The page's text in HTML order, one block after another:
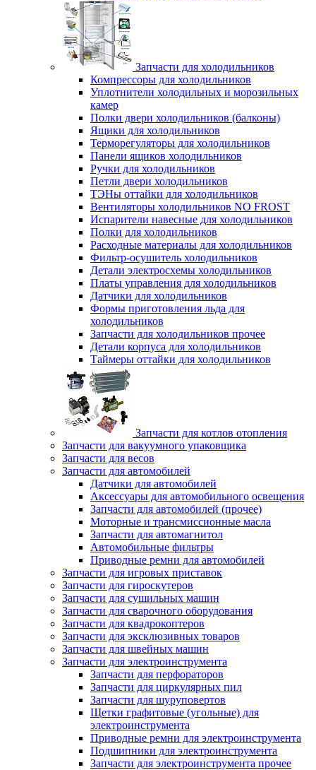
Запчасти для холодильников
Компрессоры для холодильников
Уплотнители холодильных и морозильных
камер
Полки двери холодильников (балконы)
Ящики для холодильников
Терморегуляторы для холодильников
Панели ящиков холодильников
Ручки для холодильников
Петли двери холодильников
ТЭНы оттайки для холодильников
Вентиляторы холодильников NO FROST
Испарители навесные для холодильников
Полки для холодильников
Расходные материалы для холодильников
Фильтр-осушитель холодильников
Детали электросхемы холодильников
Платы управления для холодильников
Датчики для холодильников
Формы приготовления льда для
холодильников
Запчасти для холодильников прочее
Детали корпуса для холодильников
Таймеры оттайки для холодильников
Запчасти для котлов отопления
Запчасти для вакуумного упаковщика
Запчасти для весов
Запчасти для автомобилей
Датчики для автомобилей
Аксессуары для автомобильного освещения
Запчасти для автомобилей (прочее)
Моторные и трансмиссионные масла
Запчасти для автомагнитол
Автомобильные фильтры
Приводные ремни для автомобилей
Запчасти для игровых приставок
Запчасти для гироскутеров
Запчасти для сушильных машин
Запчасти для сварочного оборудования
Запчасти для квадрокоптеров
Запчасти для эксклюзивных товаров
Запчасти для швейных машин
Запчасти для электроинструмента
Запчасти для перфораторов
Запчасти для циркулярных пил
Запчасти для шуруповертов
Щетки графитовые (угольные) для
электроинструмента
Приводные ремни для электроинструмента
Подшипники для электроинструмента
Запчасти для электроинструмента прочее